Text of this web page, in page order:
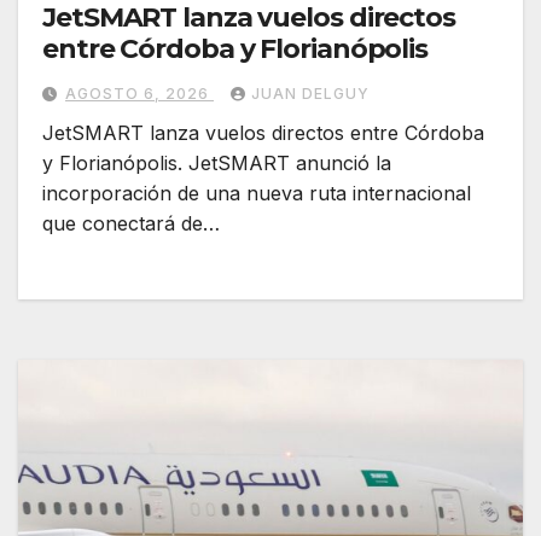
JetSMART lanza vuelos directos
entre Córdoba y Florianópolis
AGOSTO 6, 2026 JUAN DELGUY
JetSMART lanza vuelos directos entre Córdoba
y Florianópolis. JetSMART anunció la
incorporación de una nueva ruta internacional
que conectará de…